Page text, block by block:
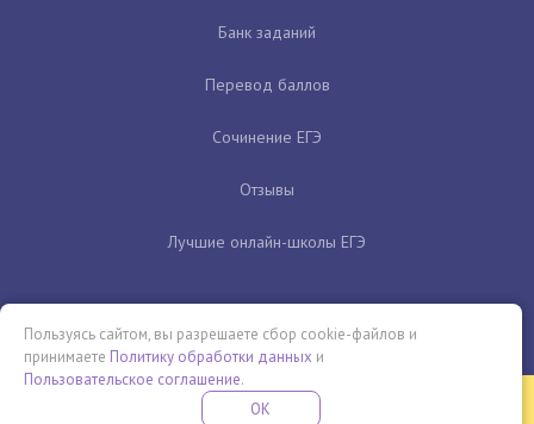
Банк заданий
Перевод баллов
Сочинение ЕГЭ
Отзывы
Лучшие онлайн-школы ЕГЭ
Бесплатная летняя школа
Пользуясь сайтом, вы разрешаете сбор cookie-файлов и
принимаете Политику обработки данных и
Пользовательское соглашение.
OK